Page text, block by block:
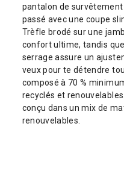
pantalon de
passé avec une coupe
Trèfle brodé sur une
confort ultime, tandis
serrage assure un
veux pour te détendre
composé à 70 %
recyclés et
conçu dans un mix de
renouvelables.